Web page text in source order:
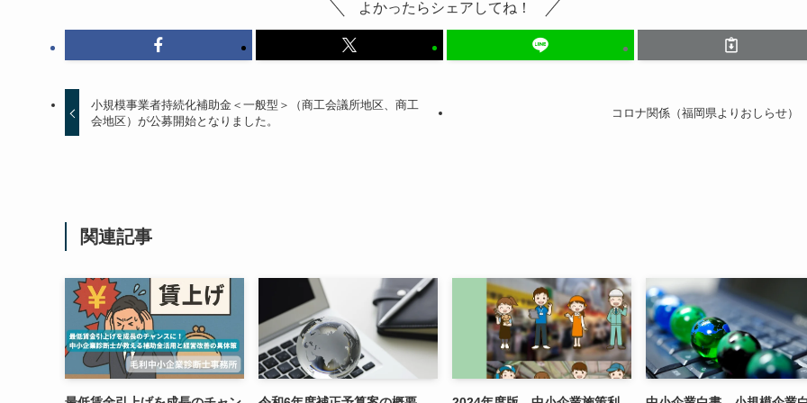
よかったらシェアしてね！
小規模事業者持続化補助金＜一般型＞（商工会議所地区、商工
会地区）が公募開始となりました。
コロナ関係（福岡県よりおしらせ）
関連記事